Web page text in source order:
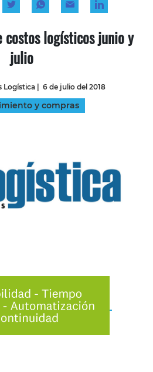
costos logísticos junio y
julio
Logística | 6 de julio del 2018
y compras